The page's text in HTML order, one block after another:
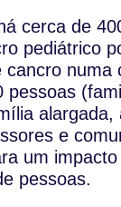
cerca de
pediátrico
cancro numa
pessoas
alargada,
e
um
pessoas.